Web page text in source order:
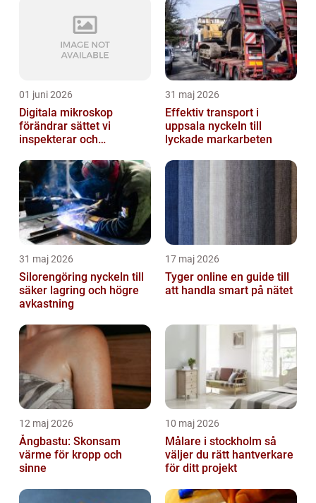
01 juni 2026
Digitala mikroskop
förändrar sättet vi
inspekterar och
31 maj 2026
Effektiv transport i
uppsala nyckeln till
lyckade markarbeten
31 maj 2026
Silorengöring nyckeln till
säker lagring och högre
avkastning
17 maj 2026
Tyger online en guide till
att handla smart på nätet
12 maj 2026
Ångbastu: Skonsam
värme för kropp och
sinne
10 maj 2026
Målare i stockholm så
väljer du rätt hantverkare
för ditt projekt